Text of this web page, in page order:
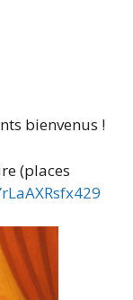
bienvenus !
(places